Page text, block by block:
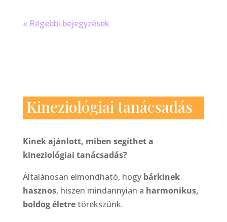
« Régebbi bejegyzések
Kineziológiai tanácsadás
Kinek ajánlott, miben segíthet a
kineziológiai tanácsadás?
Általánosan elmondható, hogy bárkinek
hasznos, hiszen mindannyian a harmonikus,
boldog életre törekszünk.